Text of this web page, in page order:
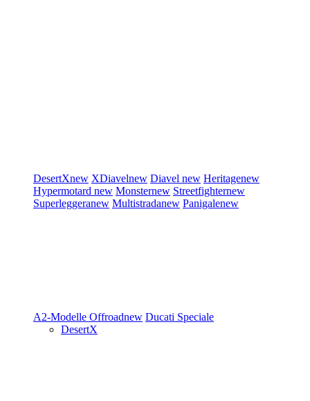
DesertXnew XDiavelnew Diavel new Heritagenew
Hypermotard new Monsternew Streetfighternew
Superleggeranew Multistradanew Panigalenew
A2-Modelle Offroadnew Ducati Speciale
DesertX